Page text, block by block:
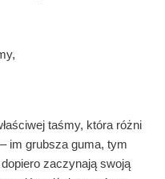
taśmy, która różni
– im grubsza guma, tym
zaczynają swoją